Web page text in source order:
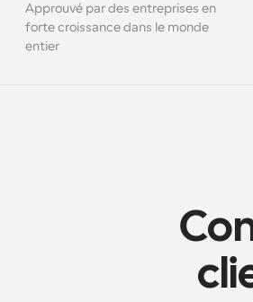
Approuvé par des entreprises en
forte croissance dans le monde
entier